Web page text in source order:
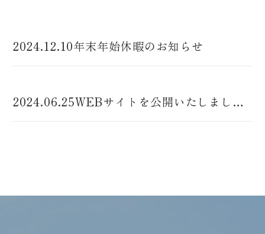
営業時間：9:00〜18:00
2024.12.10年末年始休暇のお知らせ
2024.06.25 WEBサイトを公開いたしました。